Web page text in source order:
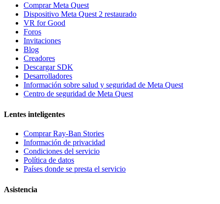
Comprar Meta Quest
Dispositivo Meta Quest 2 restaurado
VR for Good
Foros
Invitaciones
Blog
Creadores
Descargar SDK
Desarrolladores
Información sobre salud y seguridad de Meta Quest
Centro de seguridad de Meta Quest
Lentes inteligentes
Comprar Ray-Ban Stories
Información de privacidad
Condiciones del servicio
Política de datos
Países donde se presta el servicio
Asistencia